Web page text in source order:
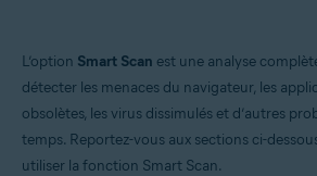
Produits:
Avast Premium Security
Systèmes d'exploitation:
L’option Smart Scan est une analyse
détecter les menaces du navigateur, les
obsolètes, les virus dissimulés et d’autres
temps. Reportez-vous aux sections ci-
utiliser la fonction Smart Scan.